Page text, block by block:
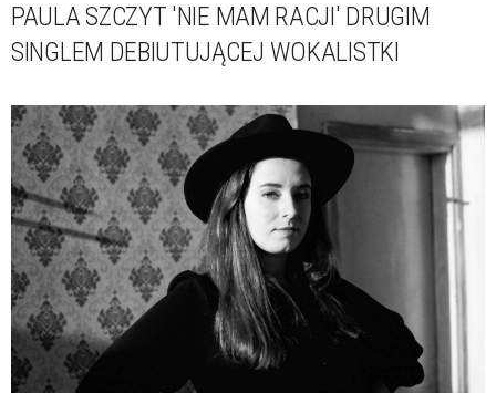
PAULA SZCZYT 'NIE MAM RACJI' DRUGIM
SINGLEM DEBIUTUJĄCEJ WOKALISTKI